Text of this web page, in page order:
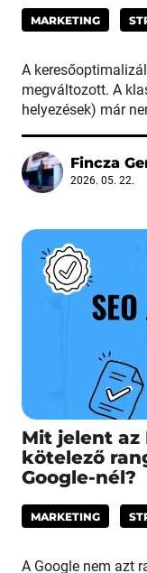
MARKETING
A
megváltozott. A
helyezések) már
Fincza
2026. 05. 22.
Mit jelent az
kötelező
Google-nél?
MARKETING
A Google nem azt